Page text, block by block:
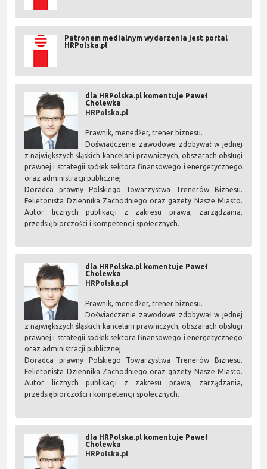
Patronem medialnym wydarzenia jest portal
HRPolska.pl
dla HRPolska.pl komentuje Paweł
Cholewka
HRPolska.pl
Prawnik, menedżer, trener biznesu.
Doświadczenie zawodowe zdobywał w jednej
z największych śląskich kancelarii prawniczych, obszarach obsługi
prawnej i strategii spółek sektora finansowego i energetycznego
oraz administracji publicznej.
Doradca prawny Polskiego Towarzystwa Trenerów Biznesu.
Felietonista Dziennika Zachodniego oraz gazety Nasze Miasto.
Autor licznych publikacji z zakresu prawa, zarządzania,
przedsiębiorczości i kompetencji społecznych.
dla HRPolska.pl komentuje Paweł
Cholewka
HRPolska.pl
Prawnik, menedżer, trener biznesu.
Doświadczenie zawodowe zdobywał w jednej
z największych śląskich kancelarii prawniczych, obszarach obsługi
prawnej i strategii spółek sektora finansowego i energetycznego
oraz administracji publicznej.
Doradca prawny Polskiego Towarzystwa Trenerów Biznesu.
Felietonista Dziennika Zachodniego oraz gazety Nasze Miasto.
Autor licznych publikacji z zakresu prawa, zarządzania,
przedsiębiorczości i kompetencji społecznych.
dla HRPolska.pl komentuje Paweł
Cholewka
HRPolska.pl